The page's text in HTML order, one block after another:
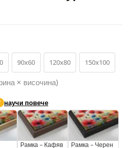
90x60 120x80 150x100
× височина)
научи повече
Рамка – Кафяв
Рамка – Черен